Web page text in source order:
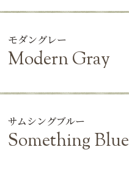
モダングレー
Modern Gray
サムシングブルー
Something Blue